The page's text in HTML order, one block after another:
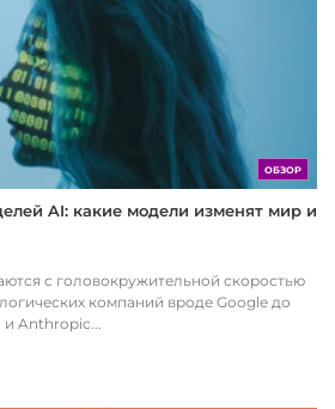
ОБЗОР
AI: какие модели изменят мир и
с головокружительной скоростью
компаний вроде Google до
и Anthropic...